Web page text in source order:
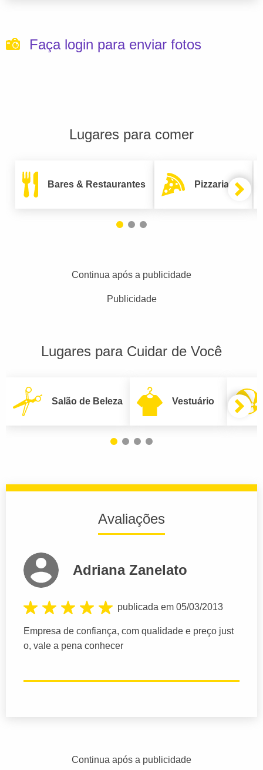
Faça login para enviar fotos
Lugares para comer
Bares & Restaurantes Pizzarias
Continua após a publicidade
Publicidade
Lugares para Cuidar de Você
Salão de Beleza Vestuário
Avaliações
Adriana Zanelato
publicada em 05/03/2013
Empresa de confiança, com qualidade e preço just
o, vale a pena conhecer
Continua após a publicidade